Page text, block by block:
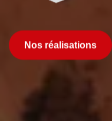
Nos réalisations